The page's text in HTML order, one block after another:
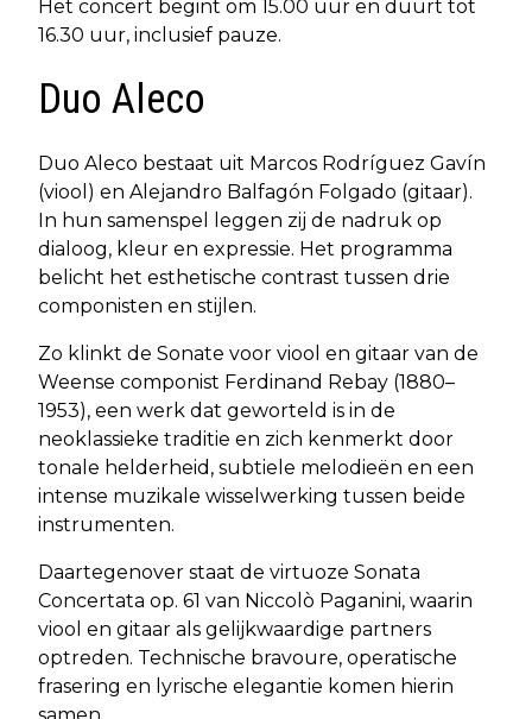
Het concert begint om 15.00 uur en duurt tot
16.30 uur, inclusief pauze.
Duo Aleco
Duo Aleco bestaat uit Marcos Rodríguez Gavín
(viool) en Alejandro Balfagón Folgado (gitaar).
In hun samenspel leggen zij de nadruk op
dialoog, kleur en expressie. Het programma
belicht het esthetische contrast tussen drie
componisten en stijlen.
Zo klinkt de Sonate voor viool en gitaar van de
Weense componist Ferdinand Rebay (1880–
1953), een werk dat geworteld is in de
neoklassieke traditie en zich kenmerkt door
tonale helderheid, subtiele melodieën en een
intense muzikale wisselwerking tussen beide
instrumenten.
Daartegenover staat de virtuoze Sonata
Concertata op. 61 van Niccolò Paganini, waarin
viool en gitaar als gelijkwaardige partners
optreden. Technische bravoure, operatische
frasering en lyrische elegantie komen hierin